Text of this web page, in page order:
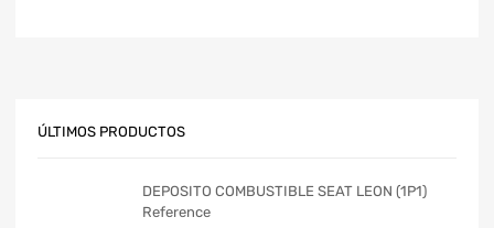
ÚLTIMOS PRODUCTOS
DEPOSITO COMBUSTIBLE SEAT LEON (1P1)
Reference